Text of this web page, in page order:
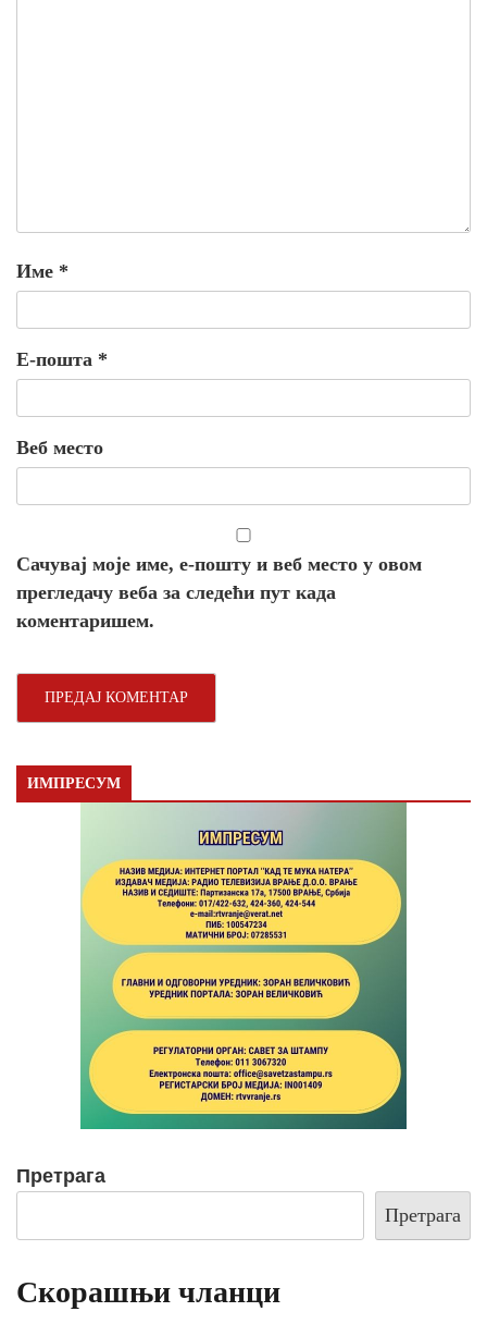
Име *
Е-пошта *
Веб место
Сачувај моје име, е-пошту и веб место у овом
прегледачу веба за следећи пут када
коментаришем.
ИМПРЕСУМ
Претрага
Претрага
Скорашњи чланци